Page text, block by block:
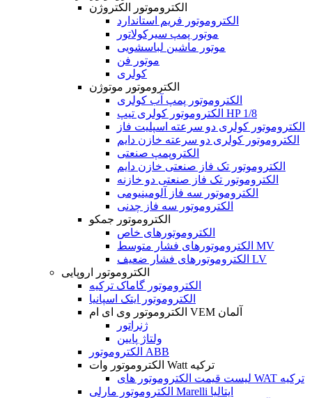
الکتروموتور الکتروژن
الکتروموتور فریم استاندارد
موتور پمپ سیرکولاتور
موتور ماشین لباسشویی
موتور فن
کولری
الکتروموتور موتوژن
الکتروموتور پمپ آب کولری
الکتروموتور کولری تیپ HP 1/8
الکتروموتور کولری دو سرعته اسپلیت فاز
الکتروموتور کولری دو سرعته خازن دایم
الکتروپمپ صنعتی
الکتروموتور تک فاز صنعتی خازن دایم
الکتروموتور تک فاز صنعتی دو خازنه
الکتروموتور سه فاز آلومینیومی
الکتروموتور سه فاز چدنی
الکتروموتور جمکو
الکتروموتورهای خاص
الکتروموتورهای فشار متوسط MV
الکتروموتورهای فشار ضعیف LV
الکتروموتور اروپایی
الکتروموتور گاماک ترکیه
الکتروموتور ایتک اسپانیا
الکتروموتور وی ای ام VEM آلمان
ژنراتور
ولتاژ پایین
الکتروموتور ABB
الکتروموتور وات Watt ترکیه
لیست قیمت الکتروموتور های WAT ترکیه
الکتروموتور مارلی Marelli ایتالیا